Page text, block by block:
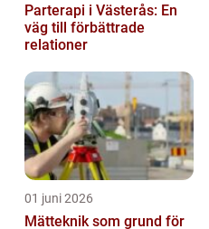
Parterapi i Västerås: En
väg till förbättrade
relationer
01 juni 2026
Mätteknik som grund för